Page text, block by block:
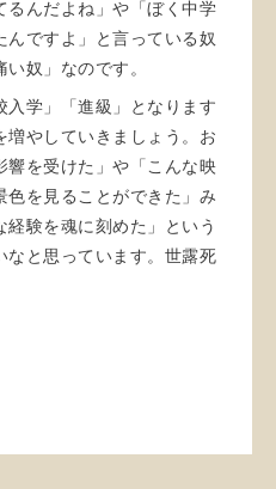
るんだよね」や「ぼく中学
ですよ」と言っている奴
奴」なのです。
入学」「進級」となります
やしていきましょう。お
響を受けた」や「こんな映
を見ることができた」み
験を魂に刻めた」という
なと思っています。世露死